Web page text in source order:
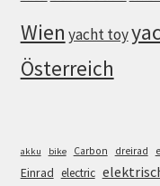
Wien yacht toy
Österreich
akku bike Carbon dreirad
Einrad electric